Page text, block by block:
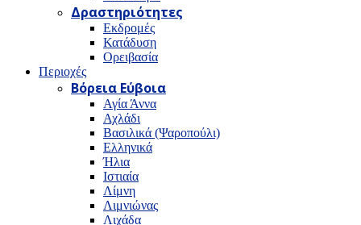
Δραστηριότητες
Εκδρομές
Κατάδυση
Ορειβασία
Περιοχές
Βόρεια Εύβοια
Αγία Άννα
Αχλάδι
Βασιλικά (Ψαροπούλι)
Ελληνικά
Ήλια
Ιστιαία
Λίμνη
Λιμνιώνας
Λιχάδα